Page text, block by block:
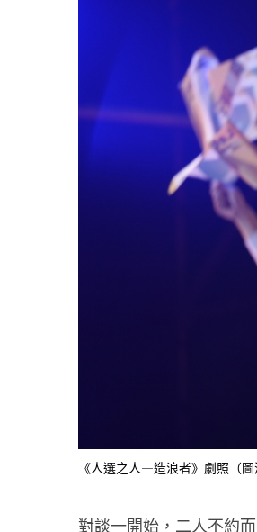
《人選之人—造浪者》劇照（圖
對談一開始，二人不約